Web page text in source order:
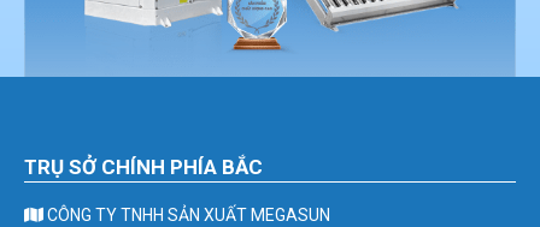
TRỤ SỞ CHÍNH PHÍA BẮC
CÔNG TY TNHH SẢN XUẤT MEGASUN